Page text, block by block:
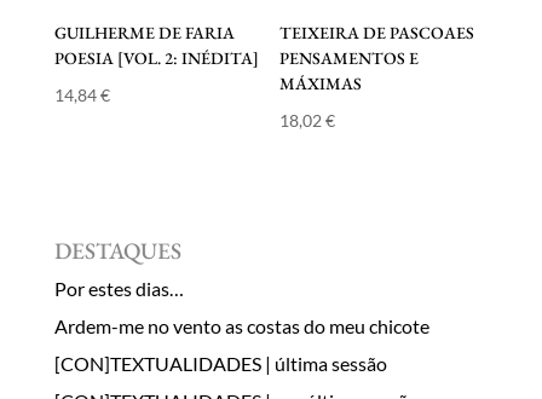
GUILHERME DE FARIA
POESIA [VOL. 2: INÉDITA]
14,84€
TEIXEIRA DE PASCOAES
PENSAMENTOS E
MÁXIMAS
18,02€
DESTAQUES
Por estes dias…
Ardem-me no vento as costas do meu chicote
[CON]TEXTUALIDADES | última sessão